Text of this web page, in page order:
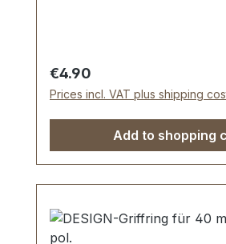
Regular price:
€4.90
Prices incl. VAT plus shipping
Add to shopping